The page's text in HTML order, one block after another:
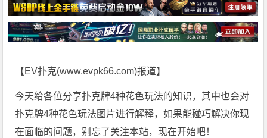
【EV扑克(www.evpk66.com)报道】
今天给各位分享扑克牌4种花色玩法的知识，其中也会对
扑克牌4种花色玩法图片进行解释，如果能碰巧解决你现
在面临的问题，别忘了关注本站，现在开始吧！